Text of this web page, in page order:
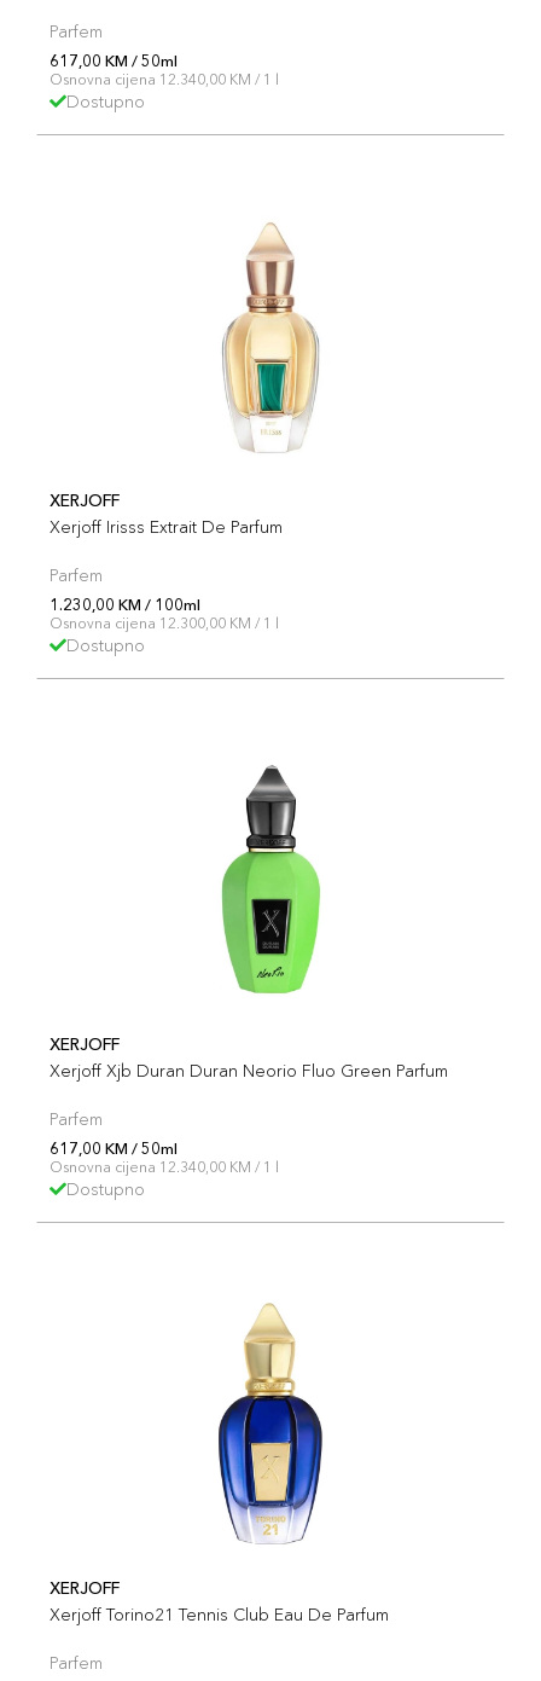
Parfem
617,00 KM / 50ml
Osnovna cijena 12.340,00 KM / 1 l
Dostupno
XERJOFF
Xerjoff Irisss Extrait De Parfum
Parfem
1.230,00 KM / 100ml
Osnovna cijena 12.300,00 KM / 1 l
Dostupno
XERJOFF
Xerjoff Xjb Duran Duran Neorio Fluo Green Parfum
Parfem
617,00 KM / 50ml
Osnovna cijena 12.340,00 KM / 1 l
Dostupno
XERJOFF
Xerjoff Torino21 Tennis Club Eau De Parfum
Parfem